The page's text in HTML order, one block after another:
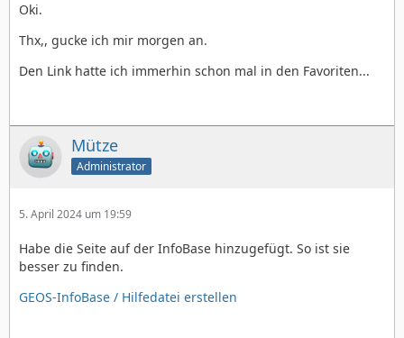
Oki.
Thx,, gucke ich mir morgen an.
Den Link hatte ich immerhin schon mal in den Favoriten...
Mütze
Administrator
5. April 2024 um 19:59
Habe die Seite auf der InfoBase hinzugefügt. So ist sie
besser zu finden.
GEOS-InfoBase / Hilfedatei erstellen